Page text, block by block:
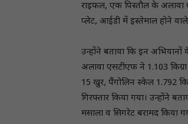
राइफल, एक पिस्तौल के अलावा
प्लेट, आईडी में इस्तेमाल होने
उन्हाेंने बताया कि इन
अलावा एसटीएफ ने 1.103
15 खुर, पैंगोलिन स्केल 1.792
गिरफ्तार किया गया। उन्हाेंने
मसाला व सिगरेट बरामद किया